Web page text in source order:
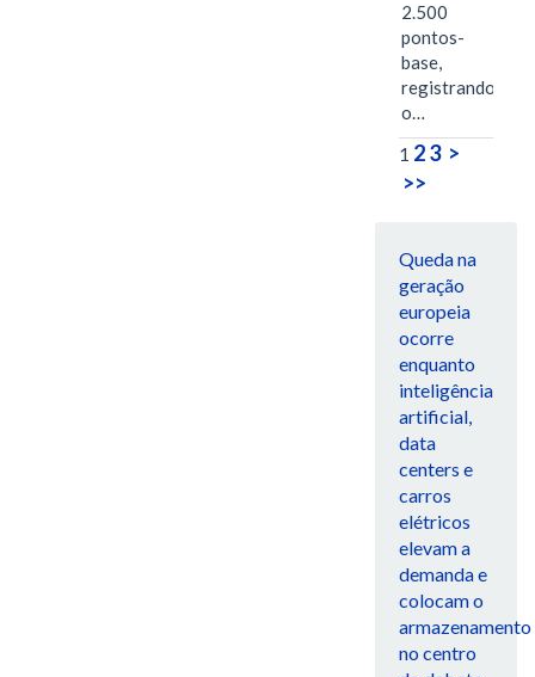
2.500
pontos-
base,
registrando
o…
1 23 >
>>
Queda na
geração
europeia
ocorre
enquanto
inteligência
artificial,
data
centers e
carros
elétricos
elevam a
demanda e
colocam o
armazenamento
no centro